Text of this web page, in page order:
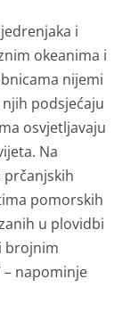
i
okeanima i
nijemi
podsjećaju
osvjetljavaju
Na
prčanjskih
pomorskih
u plovidbi
brojnim
napominje